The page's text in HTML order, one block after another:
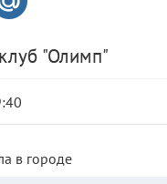
"Олимп"
в городе